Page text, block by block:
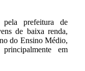
prefeitura de
de baixa renda,
do Ensino Médio,
em